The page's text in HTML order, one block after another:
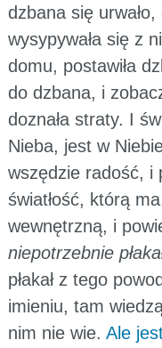
dzbana się
wysypywała się z
domu, postawiła
do dzbana, i
doznała straty. I
Nieba, jest w
wszędzie radość, i
światłość, którą
wewnętrzną, i
niepotrzebnie
płakał z tego
imieniu, tam
nim nie wie. Ale